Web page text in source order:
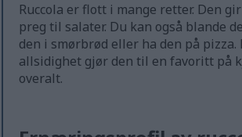
Ruccola er flott i mange retter. Den
preg til salater. Du kan også blande
den i smørbrød eller ha den på pizza.
allsidighet gjør den til en favoritt på
overalt.